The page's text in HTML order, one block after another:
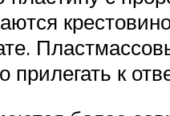
прилегать к